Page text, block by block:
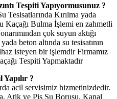
Tespiti Yapıyormusunuz ?
Tesisatlarında Kırılma yada
Kaçağı Bulma İşlemi en zahmetli
çok suyun aktığı
beton altında su tesisatının
isteyen bir işlemdir Firmamız
Tespiti Yapmaktadır
Yapılır ?
acil servisimiz hizmetinizdedir.
Atik ve Pis Su Borusu, Kanal